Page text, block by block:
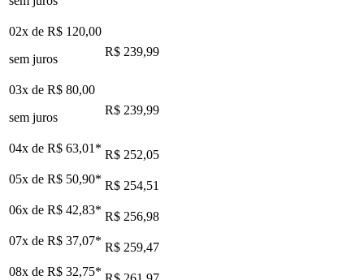
02x de R$ 120,00
sem juros
R$ 239,99
03x de R$ 80,00
sem juros
R$ 239,99
04x de R$ 63,01 * R$ 252,05
05x de R$ 50,90* R$ 254,51
06x de R$ 42,83* R$ 256,98
07x de R$ 37,07* R$ 259,47
08x de R$ 32,75*